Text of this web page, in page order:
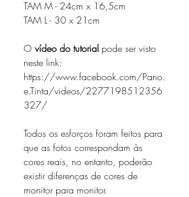
TAM M - 24cm x 16,5cm
TAM L - 30 x 21cm
O vídeo do tutorial pode ser visto
neste link:
https://www.facebook.com/Pano.
e.Tinta/videos/2277198512356
327/
Todos os esforços foram feitos para
que as fotos correspondam às
cores reais, no entanto, poderão
existir diferenças de cores de
monitor para monitor.